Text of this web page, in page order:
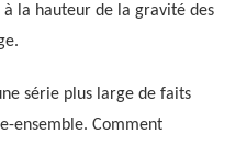
la hauteur de la gravité des
série plus large de faits
ensemble. Comment